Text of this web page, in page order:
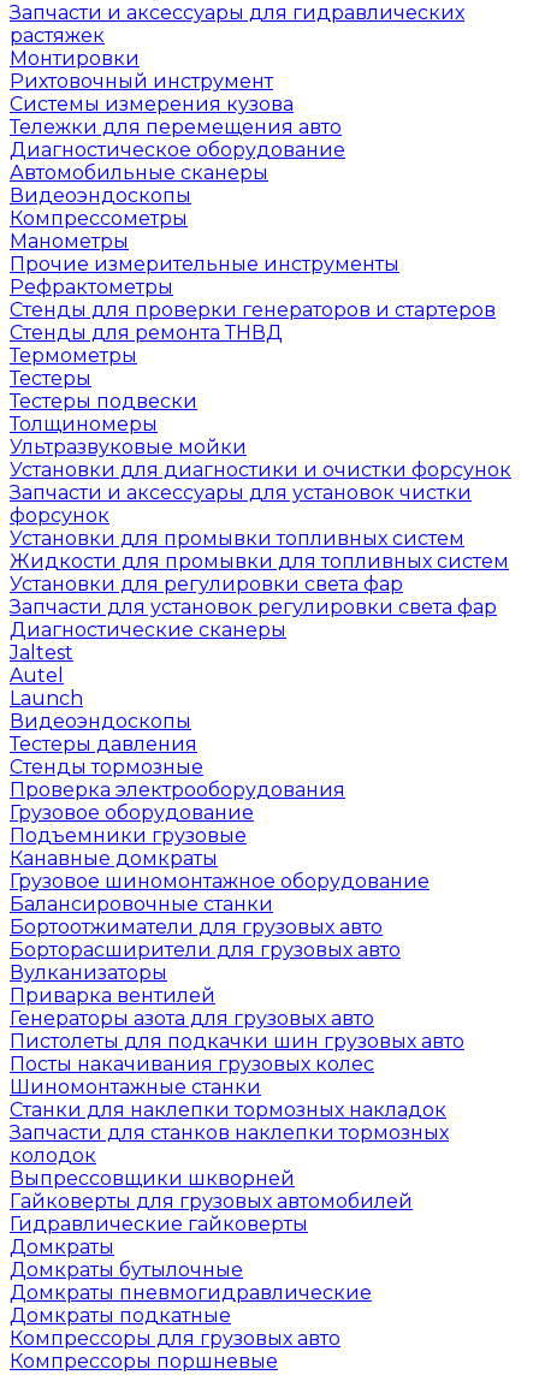
Запчасти и аксессуары для гидравлических
растяжек
Монтировки
Рихтовочный инструмент
Системы измерения кузова
Тележки для перемещения авто
Диагностическое оборудование
Автомобильные сканеры
Видеоэндоскопы
Компрессометры
Манометры
Прочие измерительные инструменты
Рефрактометры
Стенды для проверки генераторов и стартеров
Стенды для ремонта ТНВД
Термометры
Тестеры
Тестеры подвески
Толщиномеры
Ультразвуковые мойки
Установки для диагностики и очистки форсунок
Запчасти и аксессуары для установок чистки
форсунок
Установки для промывки топливных систем
Жидкости для промывки для топливных систем
Установки для регулировки света фар
Запчасти для установок регулировки света фар
Диагностические сканеры
Jaltest
Autel
Launch
Видеоэндоскопы
Тестеры давления
Стенды тормозные
Проверка электрооборудования
Грузовое оборудование
Подъемники грузовые
Канавные домкраты
Грузовое шиномонтажное оборудование
Балансировочные станки
Бортоотжиматели для грузовых авто
Борторасширители для грузовых авто
Вулканизаторы
Приварка вентилей
Генераторы азота для грузовых авто
Пистолеты для подкачки шин грузовых авто
Посты накачивания грузовых колес
Шиномонтажные станки
Станки для наклепки тормозных накладок
Запчасти для станков наклепки тормозных
колодок
Выпрессовщики шкворней
Гайковерты для грузовых автомобилей
Гидравлические гайковерты
Домкраты
Домкраты бутылочные
Домкраты пневмогидравлические
Домкраты подкатные
Компрессоры для грузовых авто
Компрессоры поршневые